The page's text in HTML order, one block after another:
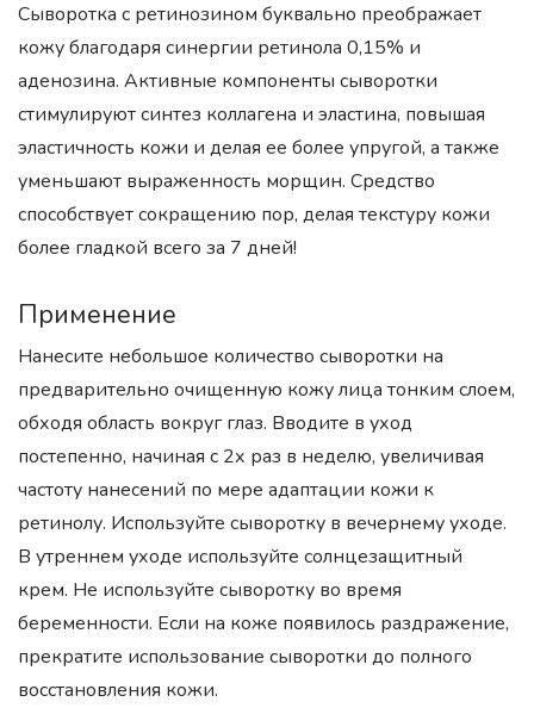
Сыворотка с ретинозином буквально преображает
кожу благодаря синергии ретинола 0,15% и
аденозина. Активные компоненты сыворотки
стимулируют синтез коллагена и эластина, повышая
эластичность кожи и делая ее более упругой, а также
уменьшают выраженность морщин. Средство
способствует сокращению пор, делая текстуру кожи
более гладкой всего за 7 дней!
Применение
Нанесите небольшое количество сыворотки на
предварительно очищенную кожу лица тонким слоем,
обходя область вокруг глаз. Вводите в уход
постепенно, начиная с 2х раз в неделю, увеличивая
частоту нанесений по мере адаптации кожи к
ретинолу. Используйте сыворотку в вечернему уходе.
В утреннем уходе используйте солнцезащитный
крем. Не используйте сыворотку во время
беременности. Если на коже появилось раздражение,
прекратите использование сыворотки до полного
восстановления кожи.